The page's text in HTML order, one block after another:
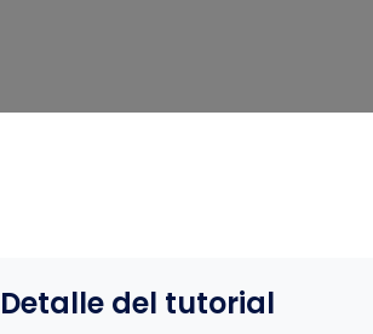
Detalle del tutorial